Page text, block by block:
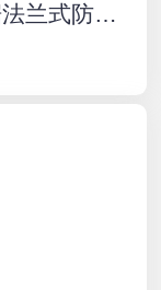
LP24型USB3.0高速传输数据法兰式防水连接器航空插头插座